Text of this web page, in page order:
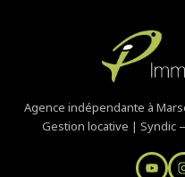
Agence indépendante à
Gestion locative | Syndic